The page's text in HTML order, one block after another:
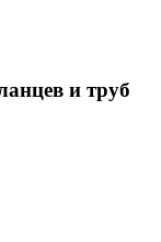
и труб